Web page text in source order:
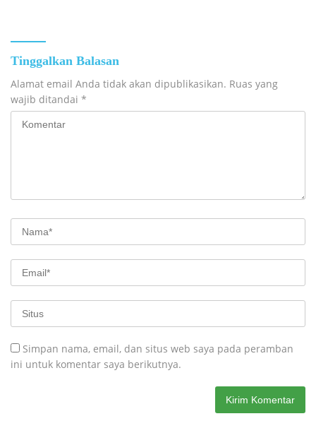
Tinggalkan Balasan
Alamat email Anda tidak akan dipublikasikan. Ruas yang
wajib ditandai *
Simpan nama, email, dan situs web saya pada peramban
ini untuk komentar saya berikutnya.